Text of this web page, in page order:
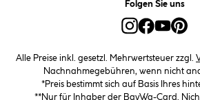
Folgen Sie uns
Alle Preise inkl. gesetzl. Mehrwertsteuer zzgl.
Nachnahmegebühren, wenn nicht
*Preis bestimmt sich auf Basis Ihres
**Nur für Inhaber der BayWa-Card.